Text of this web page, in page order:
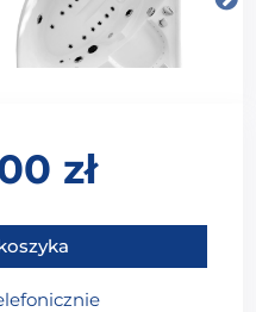
zł
łazienkowa SPA MUS-